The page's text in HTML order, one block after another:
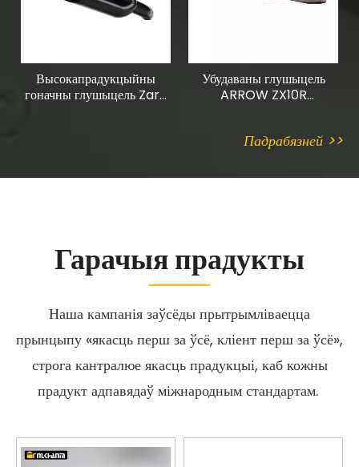
Высокапрадукцыйны
гоначны глушыцель Zard
Zx4rr
Убудаваны глушыцель
ARROW ZX10R
вугляродны наканечнік у
мадыфікаванай трубой
Падрабязней >>
Гарачыя прадукты
Наша кампанія заўсёды прытрымліваецца
прынцыпу «якасць перш за ўсё, кліент перш за ўсё»,
строга кантралюе якасць прадукцыі, каб кожны
прадукт адпавядаў міжнародным стандартам.